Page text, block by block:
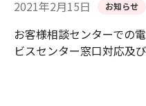
2021年2月15日 お知らせ
お客様相談センターでの
ビスセンター窓口対応及